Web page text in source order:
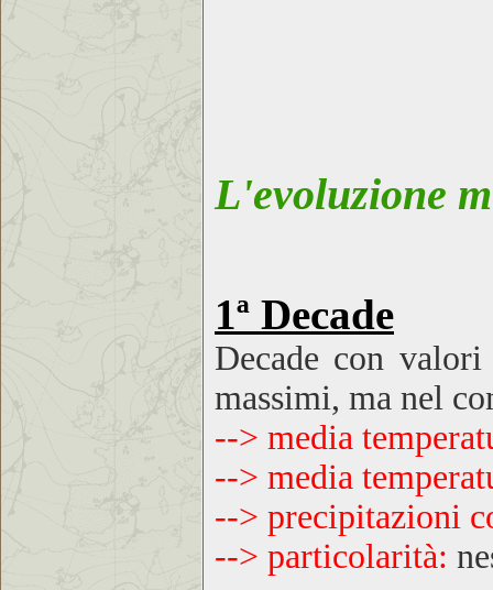
L'evoluzione
1ª Decade
Decade con valori
massimi, ma nel
--> media
--> media
--> precipitazioni
--> particolarità: